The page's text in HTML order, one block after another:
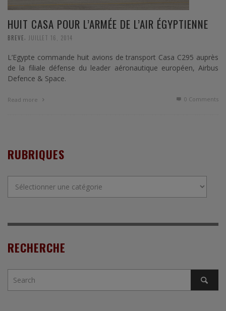
HUIT CASA POUR L’ARMÉE DE L’AIR ÉGYPTIENNE
BREVE JUILLET 16, 2014
L’Egypte commande huit avions de transport Casa C295 auprès
de la filiale défense du leader aéronautique européen, Airbus
Defence & Space.
Read more 0 Comments
RUBRIQUES
RECHERCHE